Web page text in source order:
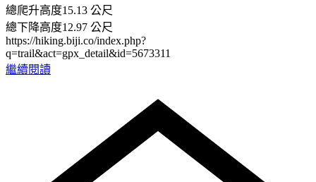
總爬升高度15.13 公尺
總下降高度12.97 公尺
https://hiking.biji.co/index.php?
q=trail&act=gpx_detail&id=5673311
繼續閱讀